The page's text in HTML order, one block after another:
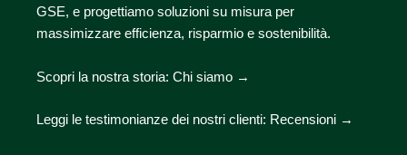
GSE, e progettiamo soluzioni su misura per
massimizzare efficienza, risparmio e sostenibilità.
Scopri la nostra storia: Chi siamo →
Leggi le testimonianze dei nostri clienti: Recensioni →